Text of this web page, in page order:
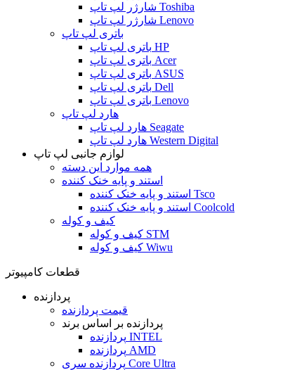
شارژر لپ تاپ Toshiba
شارژر لپ تاپ Lenovo
باتری لپ تاپ
باتری لپ تاپ HP
باتری لپ تاپ Acer
باتری لپ تاپ ASUS
باتری لپ تاپ Dell
باتری لپ تاپ Lenovo
هارد لپ تاپ
هارد لپ تاپ Seagate
هارد لپ تاپ Western Digital
لوازم جانبی لپ تاپ
همه موارد این دسته
استند و پایه خنک کننده
استند و پایه خنک کننده Tsco
استند و پایه خنک کننده Coolcold
کیف و کوله
کیف و کوله STM
کیف و کوله Wiwu
قطعات کامپیوتر
پردازنده
قیمت پردازنده
پردازنده بر اساس برند
پردازنده INTEL
پردازنده AMD
پردازنده سری Core Ultra